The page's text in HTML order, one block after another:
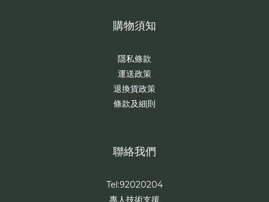
購物須知
隱私條款
運送政策
退換貨政策
條款及細則
聯絡我們
Tel:92020204